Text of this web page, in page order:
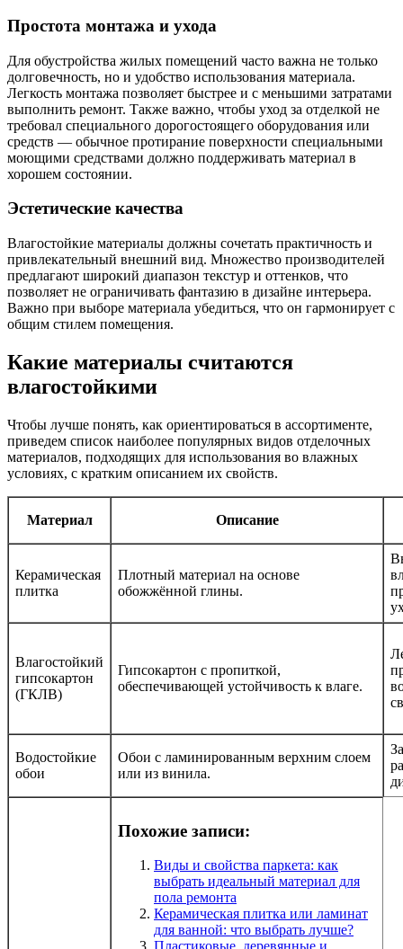
Простота монтажа и ухода
Для обустройства жилых помещений часто важна не только
долговечность, но и удобство использования материала.
Легкость монтажа позволяет быстрее и с меньшими затратами
выполнить ремонт. Также важно, чтобы уход за отделкой не
требовал специального дорогостоящего оборудования или
средств — обычное протирание поверхности специальными
моющими средствами должно поддерживать материал в
хорошем состоянии.
Эстетические качества
Влагостойкие материалы должны сочетать практичность и
привлекательный внешний вид. Множество производителей
предлагают широкий диапазон текстур и оттенков, что
позволяет не ограничивать фантазию в дизайне интерьера.
Важно при выборе материала убедиться, что он гармонирует с
общим стилем помещения.
Какие материалы считаются
влагостойкими
Чтобы лучше понять, как ориентироваться в ассортименте,
приведем список наиболее популярных видов отделочных
материалов, подходящих для использования во влажных
условиях, с кратким описанием их свойств.
Материал Описание
Керамическая
плитка
Плотный материал на основе
обожжённой глины.
Влагостойкий
гипсокартон
(ГКЛВ)
Гипсокартон с пропиткой,
обеспечивающей устойчивость к влаге.
Водостойкие
обои
Обои с ламинированным верхним слоем
или из винила.
Похожие записи:
Виды и свойства паркета: как
выбрать идеальный материал для
пола ремонта
Керамическая плитка или ламинат
для ванной: что выбрать лучше?